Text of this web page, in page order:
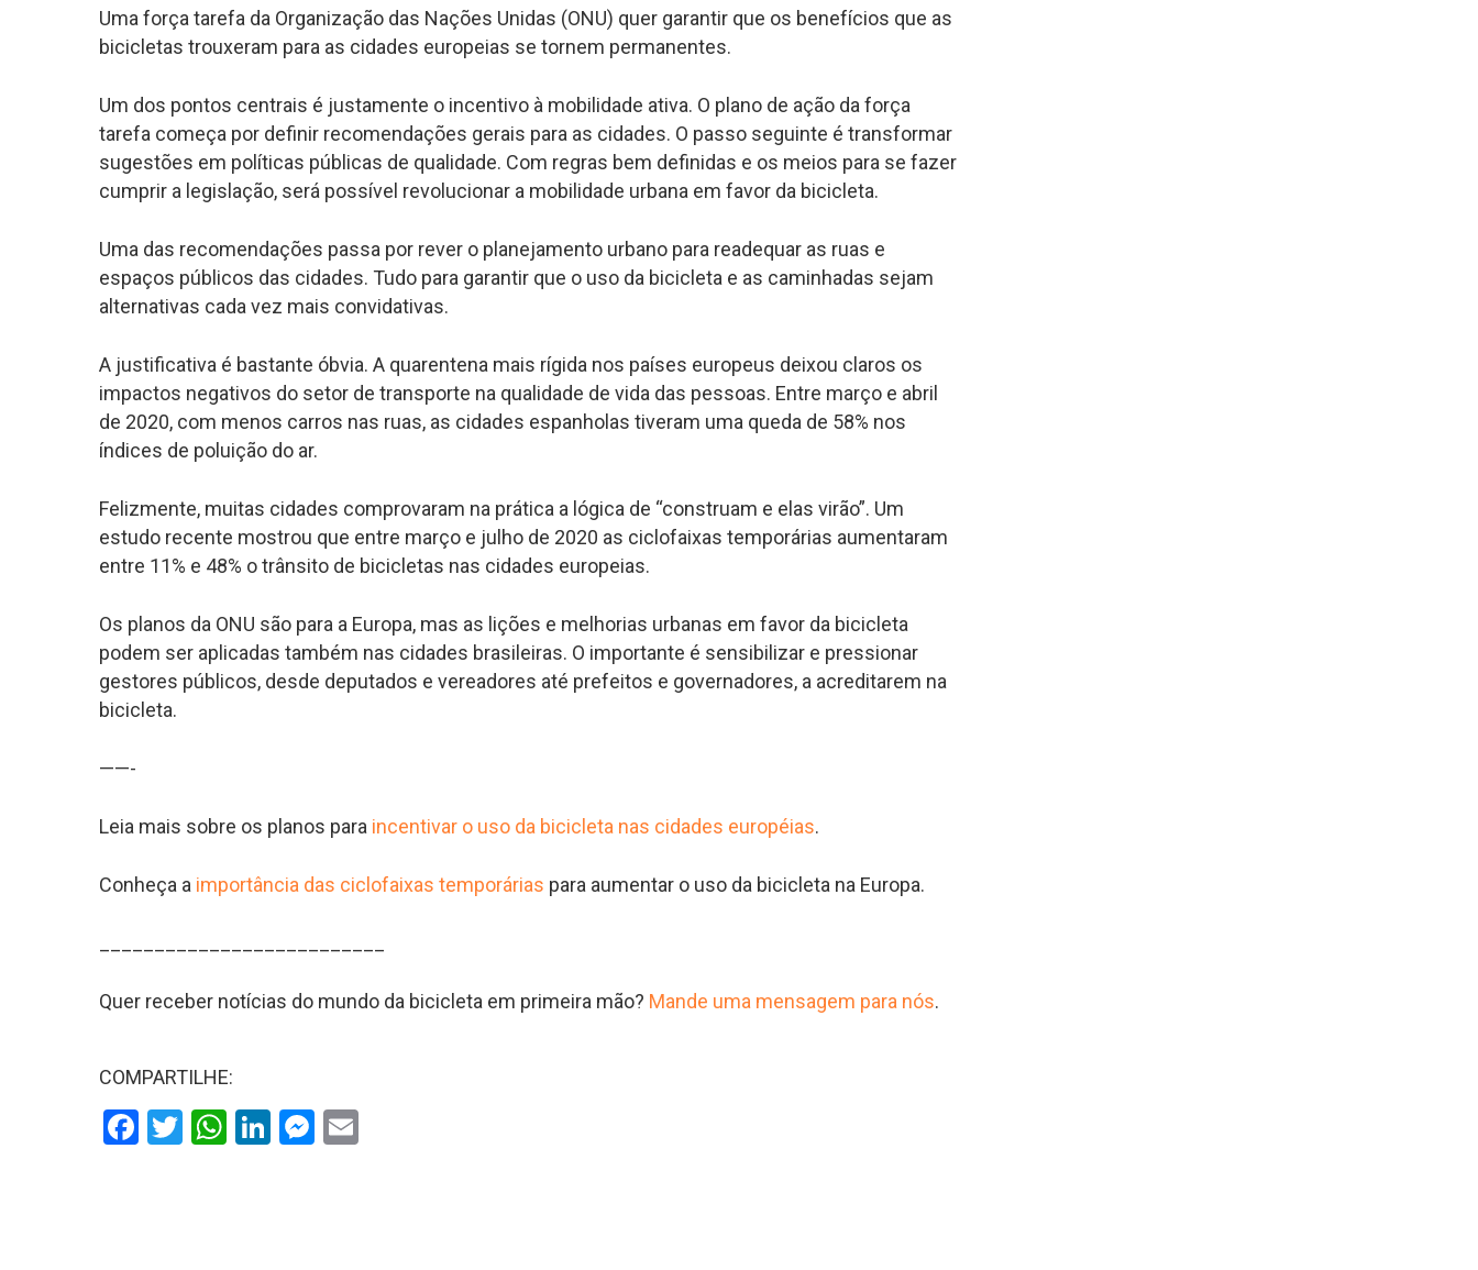
Uma força tarefa da Organização das Nações Unidas (ONU) quer garantir que os benefícios que as
bicicletas trouxeram para as cidades europeias se tornem permanentes.
Um dos pontos centrais é justamente o incentivo à mobilidade ativa. O plano de ação da força
tarefa começa por definir recomendações gerais para as cidades. O passo seguinte é transformar
sugestões em políticas públicas de qualidade. Com regras bem definidas e os meios para se fazer
cumprir a legislação, será possível revolucionar a mobilidade urbana em favor da bicicleta.
Uma das recomendações passa por rever o planejamento urbano para readequar as ruas e
espaços públicos das cidades. Tudo para garantir que o uso da bicicleta e as caminhadas sejam
alternativas cada vez mais convidativas.
A justificativa é bastante óbvia. A quarentena mais rígida nos países europeus deixou claros os
impactos negativos do setor de transporte na qualidade de vida das pessoas. Entre março e abril
de 2020, com menos carros nas ruas, as cidades espanholas tiveram uma queda de 58% nos
índices de poluição do ar.
Felizmente, muitas cidades comprovaram na prática a lógica de “construam e elas virão”. Um
estudo recente mostrou que entre março e julho de 2020 as ciclofaixas temporárias aumentaram
entre 11% e 48% o trânsito de bicicletas nas cidades europeias.
Os planos da ONU são para a Europa, mas as lições e melhorias urbanas em favor da bicicleta
podem ser aplicadas também nas cidades brasileiras. O importante é sensibilizar e pressionar
gestores públicos, desde deputados e vereadores até prefeitos e governadores, a acreditarem na
bicicleta.
——-
Leia mais sobre os planos para incentivar o uso da bicicleta nas cidades européias.
Conheça a importância das ciclofaixas temporárias para aumentar o uso da bicicleta na Europa.
Quer receber notícias do mundo da bicicleta em primeira mão? Mande uma mensagem para nós.
COMPARTILHE:
Facebook
Twitter
WhatsApp
LinkedIn
Messenger